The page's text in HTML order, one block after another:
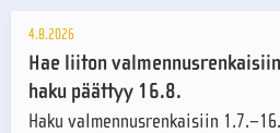
4.8.2026
Hae liiton
haku päättyy 16.8.
Haku valmennusrenkaisiin